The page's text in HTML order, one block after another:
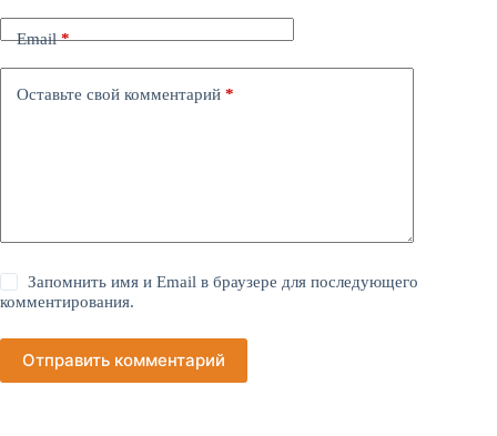
Email*
Оставьте свой комментарий *
Запомнить имя и Email в браузере для последующего
комментирования.
Отправить комментарий